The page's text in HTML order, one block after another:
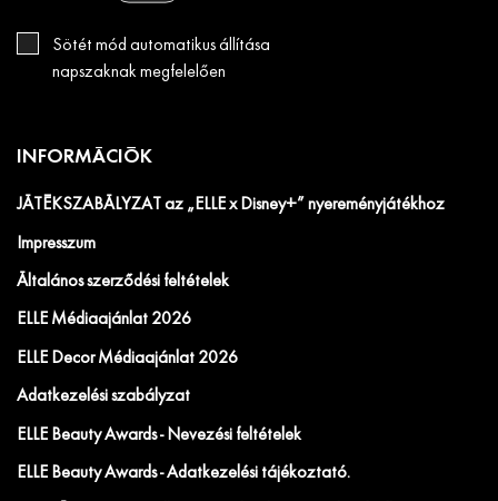
Sötét mód automatikus állítása
napszaknak megfelelően
INFORMÁCIÓK
JÁTÉKSZABÁLYZAT az „ELLE x Disney+” nyereményjátékhoz
Impresszum
Általános szerződési feltételek
ELLE Médiaajánlat 2026
ELLE Decor Médiaajánlat 2026
Adatkezelési szabályzat
ELLE Beauty Awards - Nevezési feltételek
ELLE Beauty Awards - Adatkezelési tájékoztató.